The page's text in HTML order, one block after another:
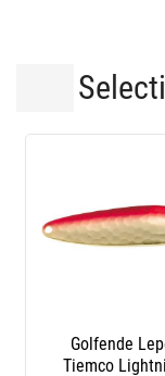
Schepnet
Raquetteformaat